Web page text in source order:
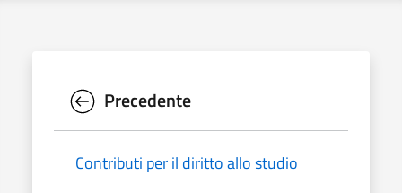
Precedente
Contributi per il diritto allo studio